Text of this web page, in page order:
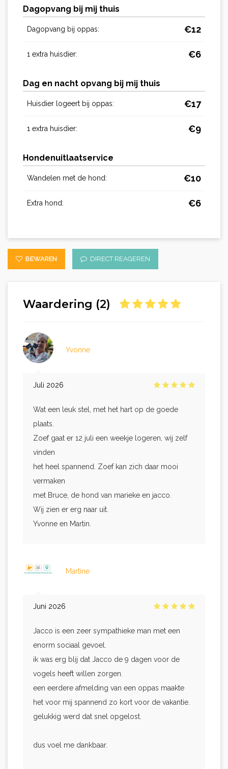
Dagopvang bij mij thuis
Dagopvang bij oppas: €12
1 extra huisdier: €6
Dag en nacht opvang bij mij thuis
Huisdier logeert bij oppas: €17
1 extra huisdier: €9
Hondenuitlaatservice
Wandelen met de hond: €10
Extra hond: €6
BEWAREN DIRECT REAGEREN
Waardering (2)
Yvonne
Juli 2026
Wat een leuk stel, met het hart op de goede
plaats.
Zoef gaat er 12 juli een weekje logeren, wij zelf
vinden
het heel spannend. Zoef kan zich daar mooi
vermaken
met Bruce, de hond van marieke en jacco.
Wij zien er erg naar uit.
Yvonne en Martin.
Martine
Juni 2026
Jacco is een zeer sympathieke man met een
enorm sociaal gevoel.
ik was erg blij dat Jacco de 9 dagen voor de
vogels heeft willen zorgen.
een eerdere afmelding van een oppas maakte
het voor mij spannend zo kort voor de vakantie.
gelukkig werd dat snel opgelost.
dus voel me dankbaar.